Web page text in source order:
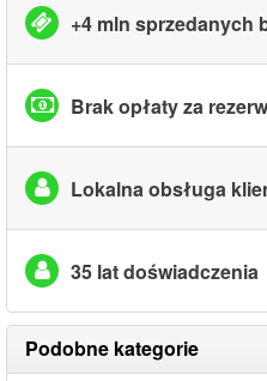
+4 mln sprzedanych
Brak opłaty za
Lokalna obsługa
35 lat doświadczenia
Podobne kategorie